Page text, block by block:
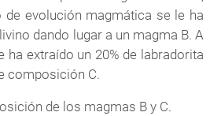
de evolución magmática se le ha
dando lugar a un magma B. A
ha extraído un 20% de labradorita
composición C.
de los magmas B y C.